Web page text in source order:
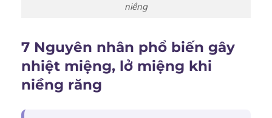
niềng
7 Nguyên nhân phổ biến gây
nhiệt miệng, lở miệng khi
niềng răng